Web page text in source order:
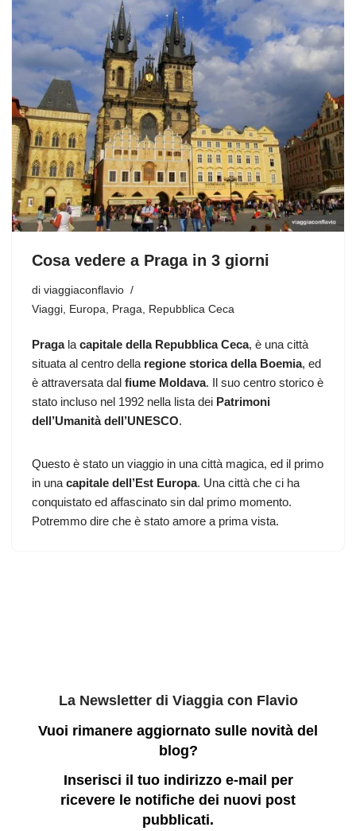
Cosa vedere a Praga in 3 giorni
di viaggiaconflavio
Viaggi Europa Praga Repubblica Ceca
Pragala capitale della Repubblica Ceca, è una città
situata al centro della regione storica della Boemia, ed
è attraversata dal fiume Moldava. Il suo centro storico è
stato incluso nel 1992 nella lista dei Patrimoni
dell’Umanità dell’UNESCO.
Questo è stato un viaggio in una città magica, ed il primo
in una capitale dell’Est Europa. Una città che ci ha
conquistato ed affascinato sin dal primo momento.
Potremmo dire che è stato amore a prima vista.
La Newsletter di Viaggia con Flavio
Vuoi rimanere aggiornato sulle novità del
blog?
Inserisci il tuo indirizzo e-mail per
ricevere le notifiche dei nuovi post
pubblicati.